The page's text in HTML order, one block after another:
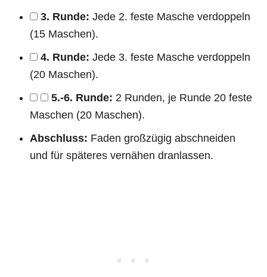
3. Runde: Jede 2. feste Masche verdoppeln
(15 Maschen).
4. Runde: Jede 3. feste Masche verdoppeln
(20 Maschen).
5.-6. Runde: 2 Runden, je Runde 20 feste
Maschen (20 Maschen).
Abschluss: Faden großzügig abschneiden
und für späteres vernähen dranlassen.